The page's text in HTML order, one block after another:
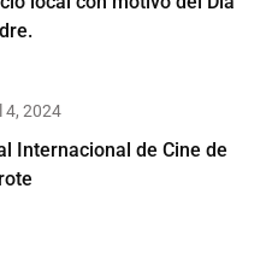
4, 2024
Internacional de Cine de